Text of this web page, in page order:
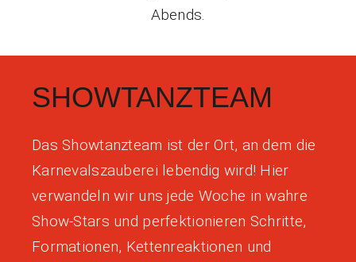
Abends.
SHOWTANZTEAM
Das Showtanzteam ist der Ort, an dem die
Karnevalszauberei lebendig wird! Hier
verwandeln wir uns jede Woche in wahre
Show-Stars und perfektionieren Schritte,
Formationen, Kettenreaktionen und